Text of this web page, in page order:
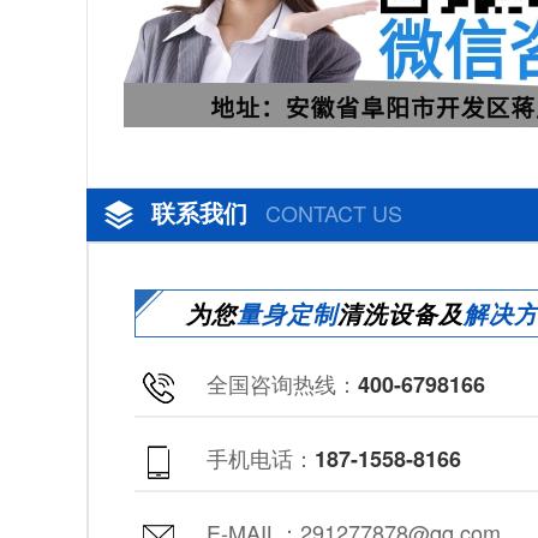
联系我们 CONTACT US
为您量身定制清洗设备及解决
全国咨询热线： 400-6798166
手机电话： 187-1558-8166